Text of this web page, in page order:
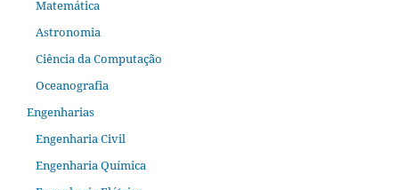
Matemática
Astronomia
Ciência da Computação
Oceanografia
Engenharias
Engenharia Civil
Engenharia Química